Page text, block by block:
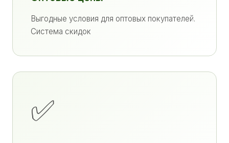
Выгодные условия для оптовых покупателей.
Система скидок
✅